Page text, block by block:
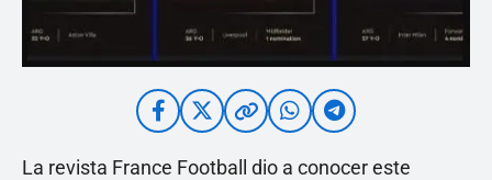
La revista France Football dio a conocer este